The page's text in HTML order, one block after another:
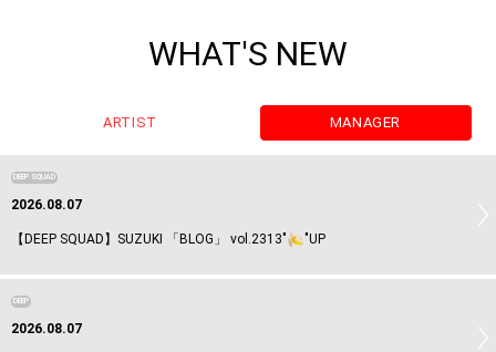
WHAT'S NEW
ARTIST MANAGER
DEEP SQUAD
2026.08.07
【DEEP SQUAD】SUZUKI 「BLOG」 vol.2313" "UP
DEEP
2026.08.07